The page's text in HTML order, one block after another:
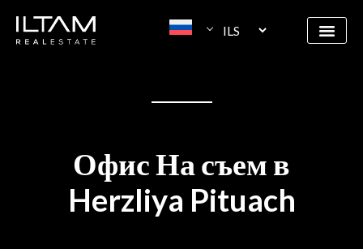
Офис На съем в
Herzliya Pituach